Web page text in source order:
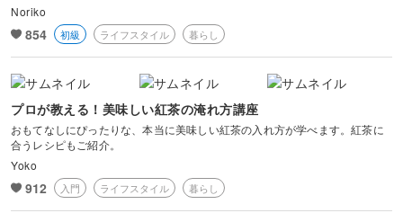
Noriko
854 初級 ライフスタイル 暮らし
プロが教える！美味しい紅茶の淹れ方講座
おもてなしにぴったりな、本当に美味しい紅茶の入れ方が学べます。紅茶に
合うレシピもご紹介。
Yoko
912 入門 ライフスタイル 暮らし